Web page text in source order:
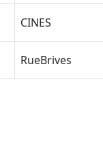
CINES
RueBrives